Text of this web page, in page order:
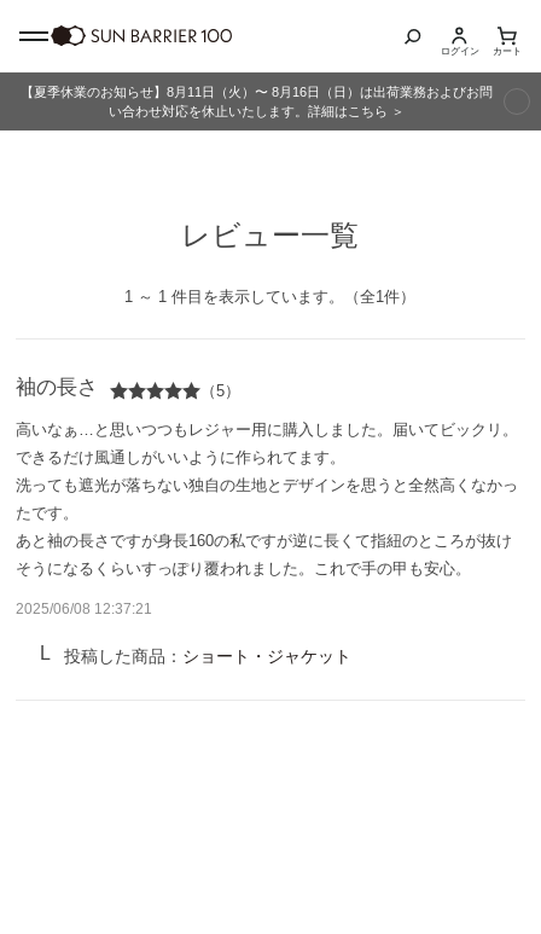
商品カテゴリ
メンズ
キッズ
サンバリア100について
サンバリア100について
ログイン カート
【夏季休業のお知らせ】8月11日（火）〜 8月16日（日）は出荷業務およびお問
い合わせ対応を休止いたします。詳細はこちら ＞
レビュー一覧
1 ～ 1 件目を表示しています。（全1件）
袖の長さ （5）
高いなぁ…と思いつつもレジャー用に購入しました。届いてビックリ。
できるだけ風通しがいいように作られてます。
洗っても遮光が落ちない独自の生地とデザインを思うと全然高くなかっ
たです。
あと袖の長さですが身長160の私ですが逆に長くて指紐のところが抜け
そうになるくらいすっぽり覆われました。これで手の甲も安心。
2025/06/08 12:37:21
投稿した商品： ショート・ジャケット